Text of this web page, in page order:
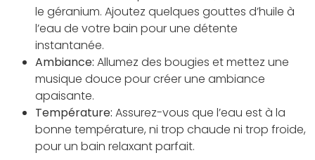
le géranium. Ajoutez quelques gouttes d’huile à
l’eau de votre bain pour une détente
instantanée.
Ambiance: Allumez des bougies et mettez une
musique douce pour créer une ambiance
apaisante.
Température: Assurez-vous que l’eau est à la
bonne température, ni trop chaude ni trop froide,
pour un bain relaxant parfait.